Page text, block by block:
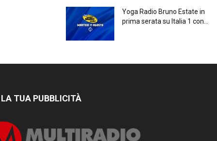
Yoga Radio Bruno Estate in
prima serata su Italia 1 con...
LA TUA PUBBLICITÀ